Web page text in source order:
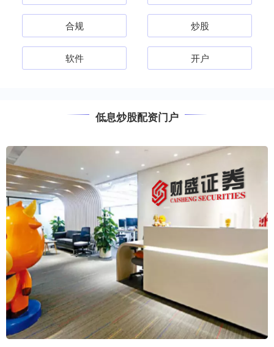
合规 炒股
软件 开户
低息炒股配资门户